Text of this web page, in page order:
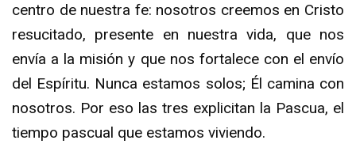
centro de nuestra fe: nosotros creemos en Cristo
resucitado, presente en nuestra vida, que nos
envía a la misión y que nos fortalece con el envío
del Espíritu. Nunca estamos solos; Él camina con
nosotros. Por eso las tres explicitan la Pascua, el
tiempo pascual que estamos viviendo.